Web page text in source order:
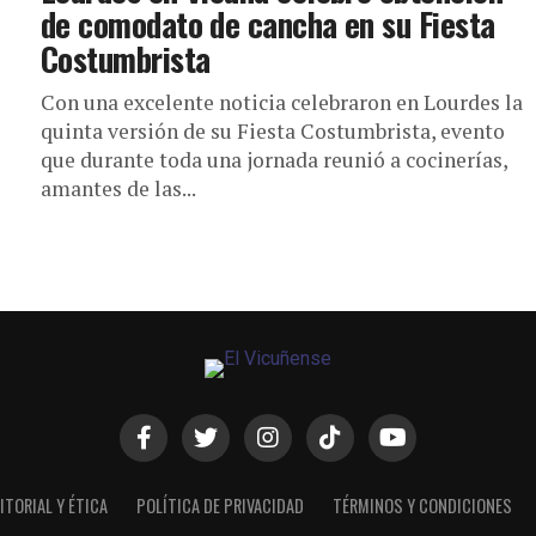
de comodato de cancha en su Fiesta
Costumbrista
Con una excelente noticia celebraron en Lourdes la
quinta versión de su Fiesta Costumbrista, evento
que durante toda una jornada reunió a cocinerías,
amantes de las...
Y ÉTICA POLÍTICA DE PRIVACIDAD TÉRMINOS Y CONDICIONES